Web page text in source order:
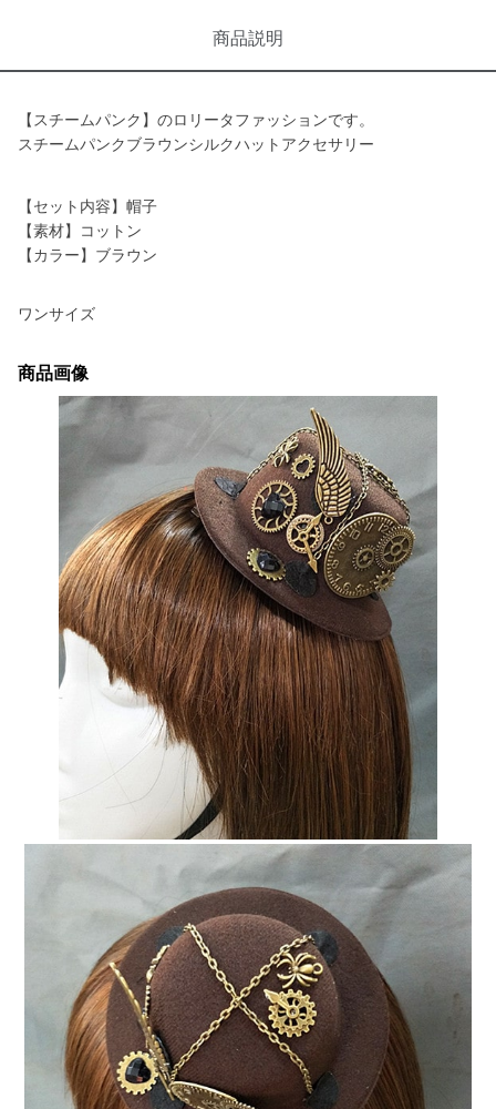
商品説明
【スチームパンク】のロリータファッションです。
スチームパンクブラウンシルクハットアクセサリー
【セット内容】帽子
【素材】コットン
【カラー】ブラウン
ワンサイズ
商品画像